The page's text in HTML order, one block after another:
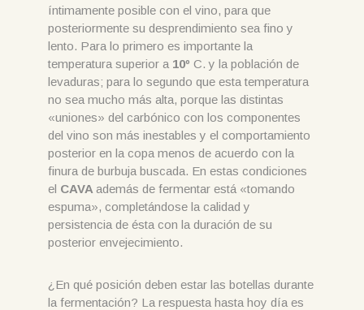
íntimamente posible con el vino, para que
posteriormente su desprendimiento sea fino y
lento. Para lo primero es importante la
temperatura superior a 10º C. y la población de
levaduras; para lo segundo que esta temperatura
no sea mucho más alta, porque las distintas
«uniones» del carbónico con los componentes
del vino son más inestables y el comportamiento
posterior en la copa menos de acuerdo con la
finura de burbuja buscada. En estas condiciones
el CAVA además de fermentar está «tomando
espuma», completándose la calidad y
persistencia de ésta con la duración de su
posterior envejecimiento.
¿En qué posición deben estar las botellas durante
la fermentación? La respuesta hasta hoy día es